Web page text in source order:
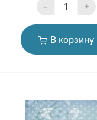
- +
В корзину